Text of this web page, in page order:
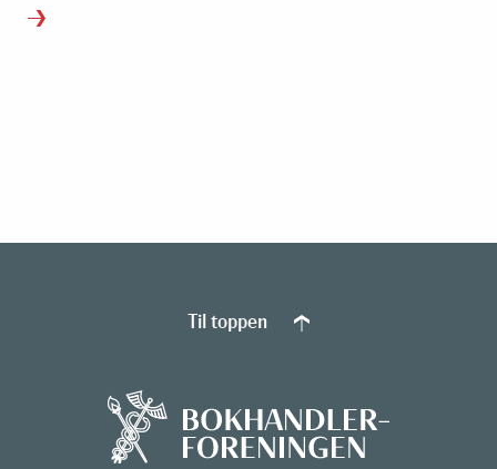
Til toppen